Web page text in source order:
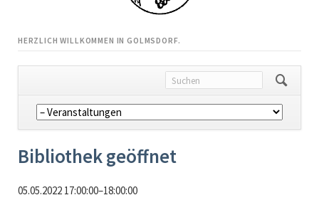
HERZLICH WILLKOMMEN IN GOLMSDORF.
Navigation
überspringen
Bibliothek geöffnet
05.05.2022 17:00:00–18:00:00